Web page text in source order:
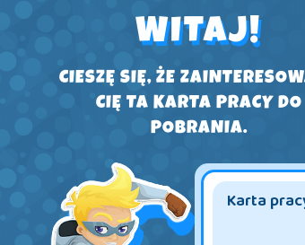
WITAJ!
CIESZĘ SIĘ, ŻE
CIĘ TA KARTA PRACY DO
POBRANIA.
Karta